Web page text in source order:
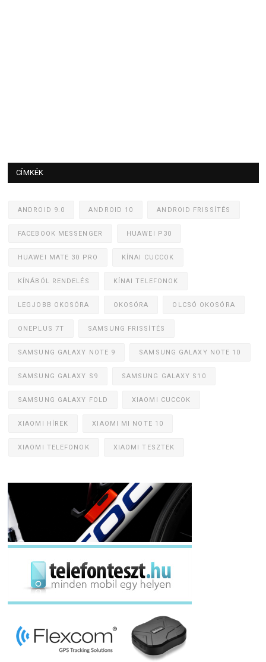
CÍMKÉK
ANDROID 9.0 ANDROID 10 ANDROID FRISSÍTÉS
FACEBOOK MESSENGER HUAWEI P30
HUAWEI MATE 30 PRO KÍNAI CUCCOK
KÍNÁBÓL RENDELÉS KÍNAI TELEFONOK
LEGJOBB OKOSÓRA OKOSÓRA OLCSÓ OKOSÓRA
ONEPLUS 7T SAMSUNG FRISSÍTÉS
SAMSUNG GALAXY NOTE 9 SAMSUNG GALAXY NOTE 10
SAMSUNG GALAXY S9 SAMSUNG GALAXY S10
SAMSUNG GALAXY FOLD XIAOMI CUCCOK
XIAOMI HÍREK XIAOMI MI NOTE 10
XIAOMI TELEFONOK XIAOMI TESZTEK